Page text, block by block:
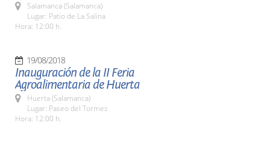
Salamanca (Salamanca)
Lugar: Patio de La Salina
Hora: 12:00 h.
19/08/2018
Inauguración de la II Feria
Agroalimentaria de Huerta
Huerta (Salamanca)
Lugar: Paseo del Tormes
Hora: 12:00 h.